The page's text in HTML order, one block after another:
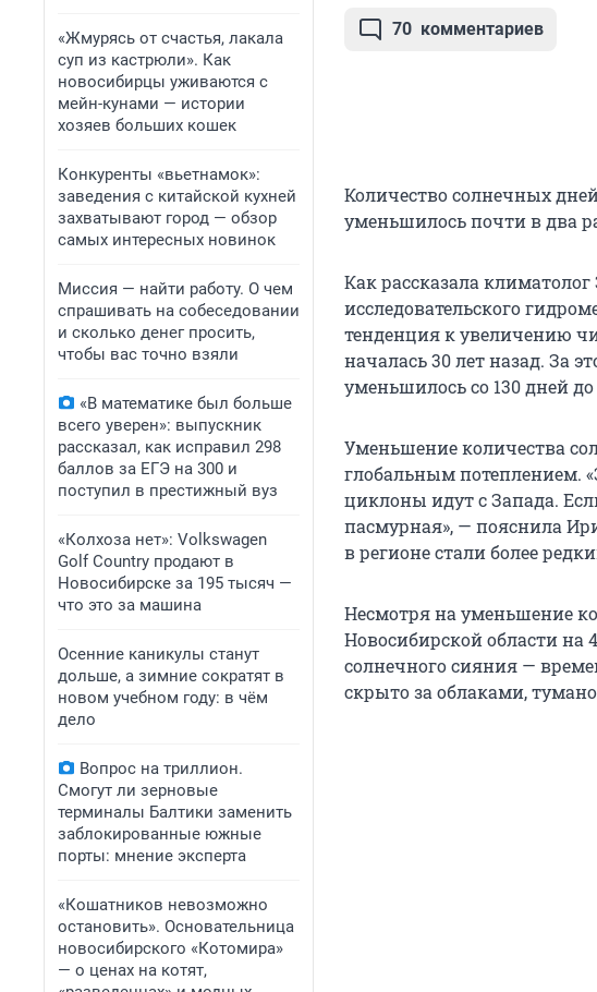
«Жмурясь от счастья, лакала
суп из кастрюли». Как
новосибирцы уживаются с
мейн-кунами — истории
хозяев больших кошек
Конкуренты «вьетнамок»:
заведения с китайской кухней
захватывают город — обзор
самых интересных новинок
Миссия — найти работу. О чем
спрашивать на собеседовании
и сколько денег просить,
чтобы вас точно взяли
«В математике был больше
всего уверен»: выпускник
рассказал, как исправил 298
баллов за ЕГЭ на 300 и
поступил в престижный вуз
«Колхоза нет»: Volkswagen
Golf Сountry продают в
Новосибирске за 195 тысяч —
что это за машина
Осенние каникулы станут
дольше, а зимние сократят в
новом учебном году: в чём
дело
Вопрос на триллион.
Смогут ли зерновые
терминалы Балтики заменить
заблокированные южные
порты: мнение эксперта
«Кошатников невозможно
остановить». Основательница
новосибирского «Котомира»
— о ценах на котят,
70 комментариев
Количество солнечных
уменьшилось почти в два
Как рассказала
исследовательского
тенденция к увеличению
началась 30 лет назад. За
уменьшилось со 130 дней до
Уменьшение количества
глобальным потеплением.
циклоны идут с Запада.
пасмурная», — пояснила
в регионе стали более
Несмотря на уменьшение
Новосибирской области на
солнечного сияния —
скрыто за облаками,